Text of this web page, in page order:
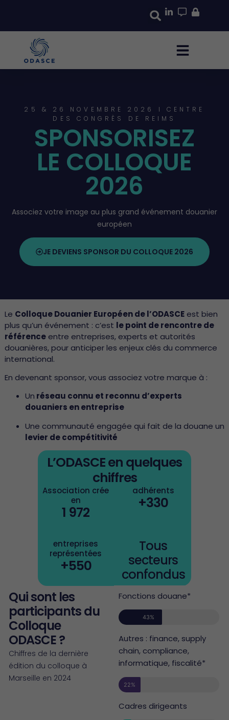
25 & 26 NOVEMBRE 2026 I CENTRE
DES CONGRÈS DE REIMS
SPONSORISEZ
LE COLLOQUE
2026
Associez votre image au plus grand événement douanier
européen
JE DEVIENS SPONSOR DU COLLOQUE 2026
Le Colloque Douanier Européen de l’ODASCEest bien
plus qu’un événement : c’est le point de rencontre de
référenceentre entreprises, experts et autorités
douanières, pour anticiper les enjeux clés du commerce
international.
En devenant sponsor, vous associez votre marque à :
Un réseau connu et reconnu d’experts
douaniers en entreprise
Une communauté engagée qui fait de la douane un
levier de compétitivité
L’ODASCE en quelques
chiffres
Association crée
en
1 972
adhérents
+330
entreprises
représentées
+550
Tous
secteurs
confondus
Qui sont les
participants du
Colloque
ODASCE ?
Chiffres de la dernière
édition du colloque à
Marseille en 2024
Fonctions douane*
43%
Autres : finance, supply
chain, compliance,
informatique, fiscalité*
22%
Cadres dirigeants